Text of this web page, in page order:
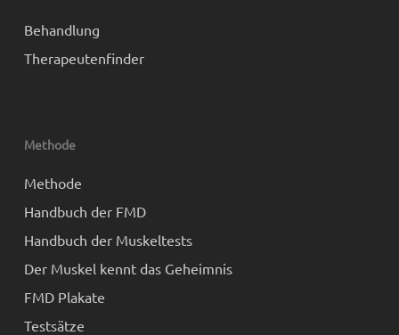
Behandlung
Therapeutenfinder
Methode
Methode
Handbuch der FMD
Handbuch der Muskeltests
Der Muskel kennt das Geheimnis
FMD Plakate
Testsätze